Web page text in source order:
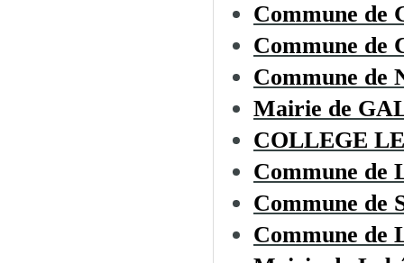
Commune de
Commune de
Commune de
Mairie de
COLLEGE
Commune de
Commune de
Commune de